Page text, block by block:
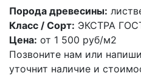
Порода древесины:
Класс / Сорт: ЭКСТРА
Цена: от 1 500 руб/м2
Позвоните нам или
уточнит наличие и